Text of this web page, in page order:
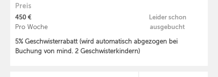
Preis
450 €
Pro Woche
Leider schon
ausgebucht
5% Geschwisterrabatt (wird automatisch abgezogen bei
Buchung von mind. 2 Geschwisterkindern)